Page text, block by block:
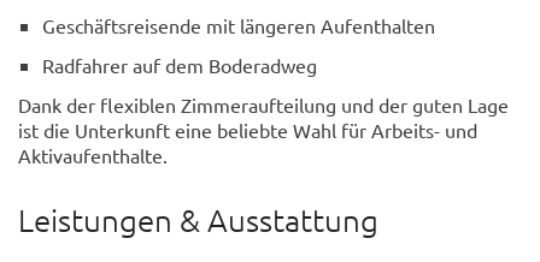
Geschäftsreisende mit längeren Aufenthalten
Radfahrer auf dem Boderadweg
Dank der flexiblen Zimmeraufteilung und der guten Lage
ist die Unterkunft eine beliebte Wahl für Arbeits- und
Aktivaufenthalte.
Leistungen & Ausstattung